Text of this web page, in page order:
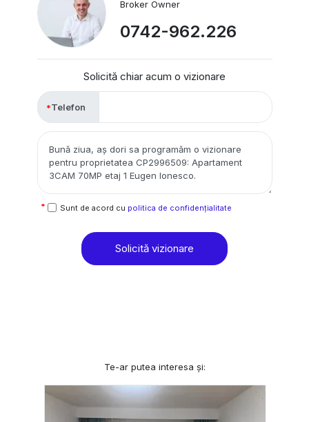
Broker Owner
0742-962.226
Solicită chiar acum o vizionare
Telefon
Sunt de acord cu politica de confidențialitate
Solicită vizionare
Te-ar putea interesa și: